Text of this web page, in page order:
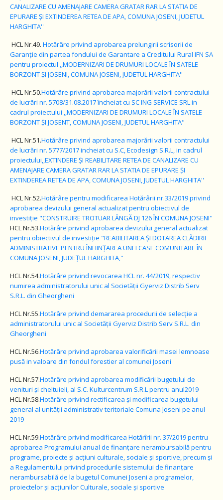
CANALIZARE CU AMENAJARE CAMERA GRATAR RAR LA STATIA DE
EPURARE ȘI EXTINDEREA RETEA DE APA, COMUNA JOSENI, JUDETUL
HARGHITA''
HCL Nr.49. Hotărâre privind aprobarea prelungirii scrisorii de
Garanție din partea fondului de Garantare a Creditului Rural IFN SA
pentru proiectul ,,MODERNIZARI DE DRUMURI LOCALE ÎN SATELE
BORZONT ȘI JOSENI, COMUNA JOSENI, JUDETUL HARGHITA''
HCL Nr.50.Hotărâre privind aprobarea majorării valorii contractului
de lucrări nr. 5708/31.08.2017 încheiat cu SC ING SERVICE SRL in
cadrul proiectului ,,MODERNIZARI DE DRUMURI LOCALE ÎN SATELE
BORZONT ȘI JOSENT, COMUNA JOSENI, JUDETUL HARGHITA"
HCL Nr.51.Hotărâre privind aprobarea majorării valorii contractului
de lucrări nr. 5777/2017 incheiat cu S.C, Ecodesign S.R.L, in cadrul
proiectului,,EXTINDERE ȘI REABILITARE RETEA DE CANALIZARE CU
AMENAJARE CAMERA GRATAR RAR LA STATIA DE EPURARE ȘI
EXTINDEREA RETEA DE APA, COMUNA JOSENI, JUDETUL HARGHITA''
HCL Nr.52.Hotărâre pentru modificarea Hotărârii nr.33/2019 privind
aprobarea devizului general actualizat pentru obiectivul de
investiție "CONSTRUIRE TROTUAR LÂNGĂ DJ 126 ÎN COMUNA JOSENI''
HCL Nr.53.Hotărâre privind aprobarea devizului general actualizat
pentru obiectivul de investiție "REABILITAREA ȘI DOTAREA CLĂDIRII
ADMINISTRATIVE PENTRU ÎNFIINȚAREA UNEI CASE COMUNITARE ÎN
COMUNA JOSENI, JUDEȚUL HARGHITA,''
HCL Nr.54.Hotărâre privind revocarea HCL nr. 44/2019, respectiv
numirea administratorului unic al Societății Gyerviz Distrib Serv
S.R.L. din Gheorgheni
HCL Nr.55.Hotărâre privind demararea procedurii de selecție a
administratorului unic al Societății Gyerviz Distrib Serv S.R.L. din
Gheorgheni
HCL Nr.56.Hotărâre privind aprobarea valorificării masei lemnoase
pusă in valoare din fondul forestier al comunei Joseni
HCL Nr.57.Hotărâre privind aprobarea modificării bugetului de
venituri și cheltuieli, al S.C. Kulturcentrum S.R.L pentru anul2019
HCL Nr.58.Hotărâre privind rectificarea și modificarea bugetului
general al unității administrativ teritoriale Comuna Joseni pe anul
2019
HCL Nr.59.Hotărâre privind modificarea Hotărîrii nr. 37/2019 pentru
aprobarea Programului anual de finanțare nerambursabilă pentru
programe, proiecte și acțiuni culturale, sociale și sportive, precum și
a Regulamentului privind procedurile sistemului de finanțare
nerambursabilă de la bugetul Comunei Joseni a programelor,
proiectelor și acțiunilor Culturale, sociale și sportive